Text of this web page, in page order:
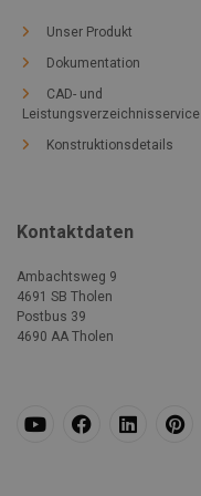
Unser Produkt
Dokumentation
CAD- und
Leistungsverzeichnisservice
Konstruktionsdetails
Kontaktdaten
Ambachtsweg 9
4691 SB Tholen
Postbus 39
4690 AA Tholen